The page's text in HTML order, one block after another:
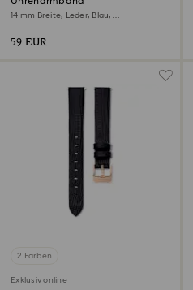
14 mm Breite, Leder, Blau,
59 EUR
2 Farben
Exklusiv online